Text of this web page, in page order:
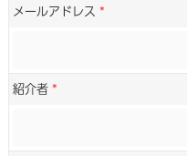
メールアドレス*
紹介者*